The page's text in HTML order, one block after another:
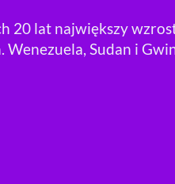
20 lat największy
Wenezuela, Sudan i